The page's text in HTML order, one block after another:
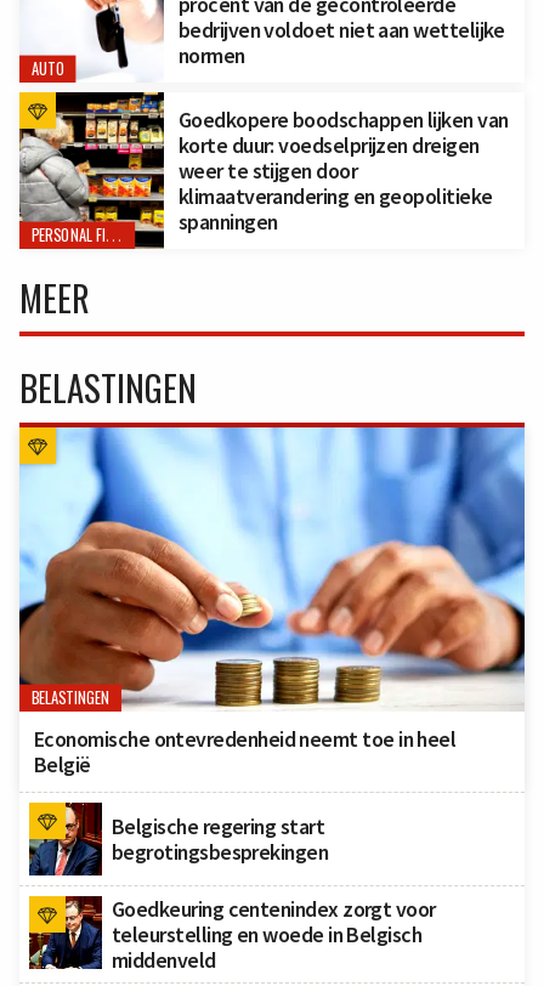
AUTO
bedrijven voldoet niet aan wettelijke
normen
PERSONAL FINANCE
Goedkopere boodschappen lijken van
korte duur: voedselprijzen dreigen
weer te stijgen door
klimaatverandering en geopolitieke
spanningen
MEER
BELASTINGEN
BELASTINGEN
Economische ontevredenheid neemt toe in heel
België
Belgische regering start
begrotingsbesprekingen
Goedkeuring centenindex zorgt voor
teleurstelling en woede in Belgisch
middenveld